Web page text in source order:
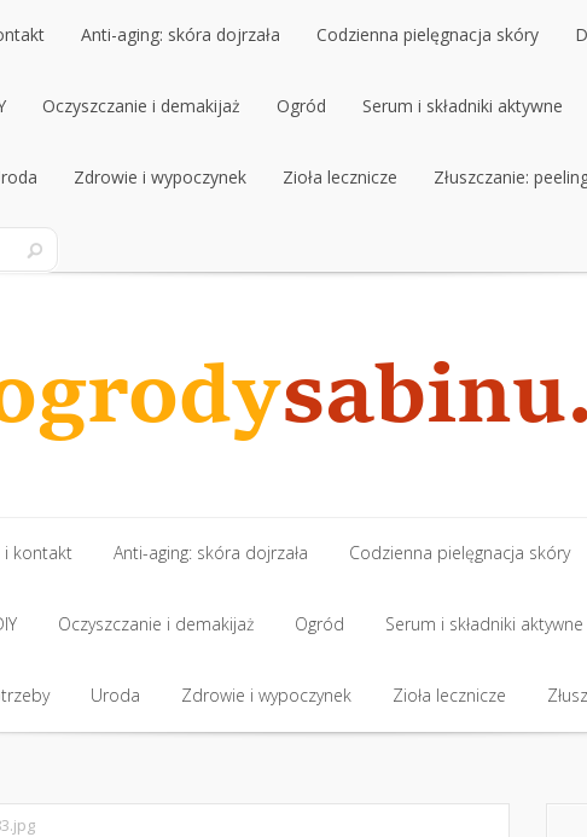
Anti-aging: skóra dojrzała
Anti-aging: skóra dojrzała
Codzienna pielęgnacja skóry
Codzienna pielęgnacja skóry
Oczyszczanie i demakijaż
Oczyszczanie i demakijaż
Ogród
Ogród
Serum i składniki aktywne
Serum i składniki aktywne
Zdrowie i wypoczynek Zioła lecznicze Złuszczanie:
i kontakt
i kontakt
Anti-aging: skóra dojrzała
Anti-aging: skóra dojrzała
Codzienna pielęgnacja skóry
Codzienna pielęgnacja skóry
Oczyszczanie i demakijaż
Oczyszczanie i demakijaż
Ogród
Ogród
Serum i składniki aktywne
Serum i składniki aktywne
Uroda Zdrowie i wypoczynek Zioła lecznicze